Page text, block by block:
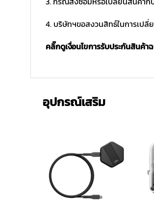
4. บริษัทฯขอสงวนสิทธ์ในการเปลี่
คลิ๊กดูเงื่อนไขการรับประกันสินค้า
อุปกรณ์เสริม